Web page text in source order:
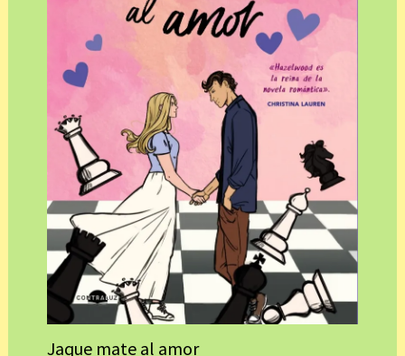
Jaque mate al amor